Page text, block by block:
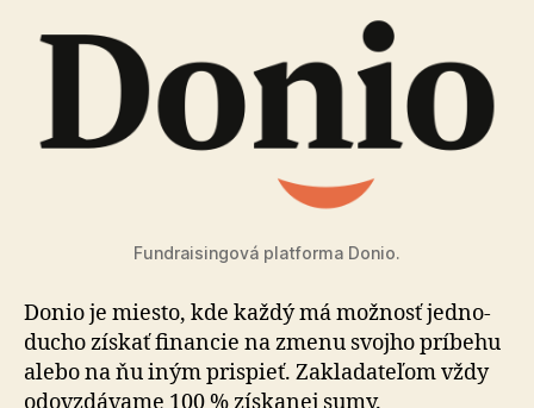
Fundraisingová platforma Donio.
Donio je miesto, kde každý má možnosť jed­no­
du­cho získať financie na zme­nu svojho príbehu
alebo na ňu iným prispieť. Zakla­da­te­ľom vždy
odo­vzdá­vame 100 % získa­nej sumy.